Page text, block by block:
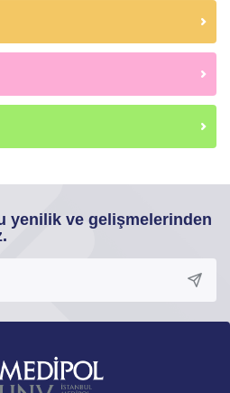
yenilik ve gelişmelerinden